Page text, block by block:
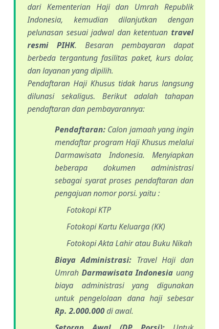
dari Kementerian Haji dan Umrah Republik
Indonesia, kemudian dilanjutkan dengan
pelunasan sesuai jadwal dan ketentuan travel
resmi PIHK. Besaran pembayaran dapat
berbeda tergantung fasilitas paket, kurs dolar,
dan layanan yang dipilih.
Pendaftaran Haji Khusus tidak harus langsung
dilunasi sekaligus. Berikut adalah tahapan
pendaftaran dan pembayarannya:
Pendaftaran: Calon jamaah yang ingin
mendaftar program Haji Khusus melalui
Darmawisata Indonesia. Menyiapkan
beberapa dokumen administrasi
sebagai syarat proses pendaftaran dan
pengajuan nomor porsi. yaitu :
Fotokopi KTP
Fotokopi Kartu Keluarga (KK)
Fotokopi Akta Lahir atau Buku Nikah
Biaya Administrasi: Travel Haji dan
Umrah Darmawisata Indonesia uang
biaya administrasi yang digunakan
untuk pengelolaan dana haji sebesar
Rp. 2.000.000di awal.